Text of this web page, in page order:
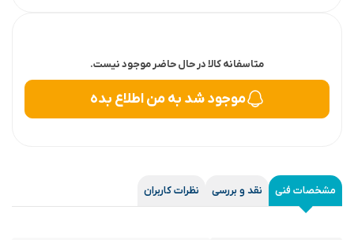
متاسفانه کالا در حال حاضر موجود نیست.
موجود شد به من اطلاع بده
مشخصات فنی نقد و بررسی نظرات کاربران